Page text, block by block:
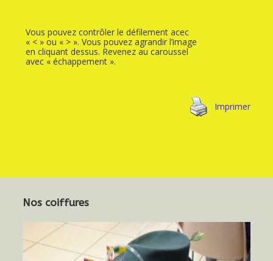
Vous pouvez contrôler le défilement acec
« < » ou « > ». Vous pouvez agrandir l’image
en cliquant dessus. Revenez au caroussel
avec « échappement ».
Imprimer
Nos coiffures